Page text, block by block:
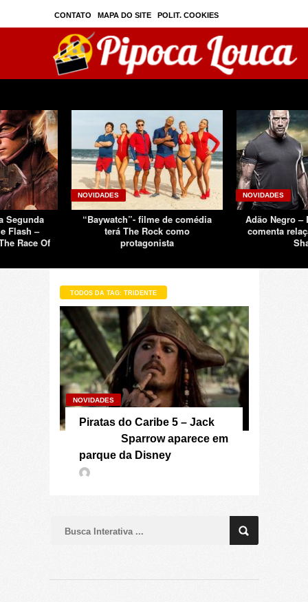
CONTATO MAPA DO SITE POLIT. COOKIES
PRIVAC./SEGURANÇA
Segunda
Flash –
Race Of
NOVIDADES
“Baywatch”- filme de comédia
terá The Rock como
protagonista
NOVIDADES
Adão Negro –
comenta
TODOS DA TAG: TRIDENTE
NOVIDADES
Piratas do Caribe 5 – Jack
Sparrow aparece em
parque da Disney